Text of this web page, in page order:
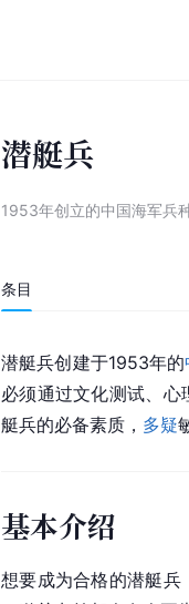
潜艇兵
1953年创立的中国海军兵
条目
潜艇兵创建于1953年的
必须通过文化测试、
艇兵的必备素质， 多疑
基本介绍
想要成为合格的潜艇兵